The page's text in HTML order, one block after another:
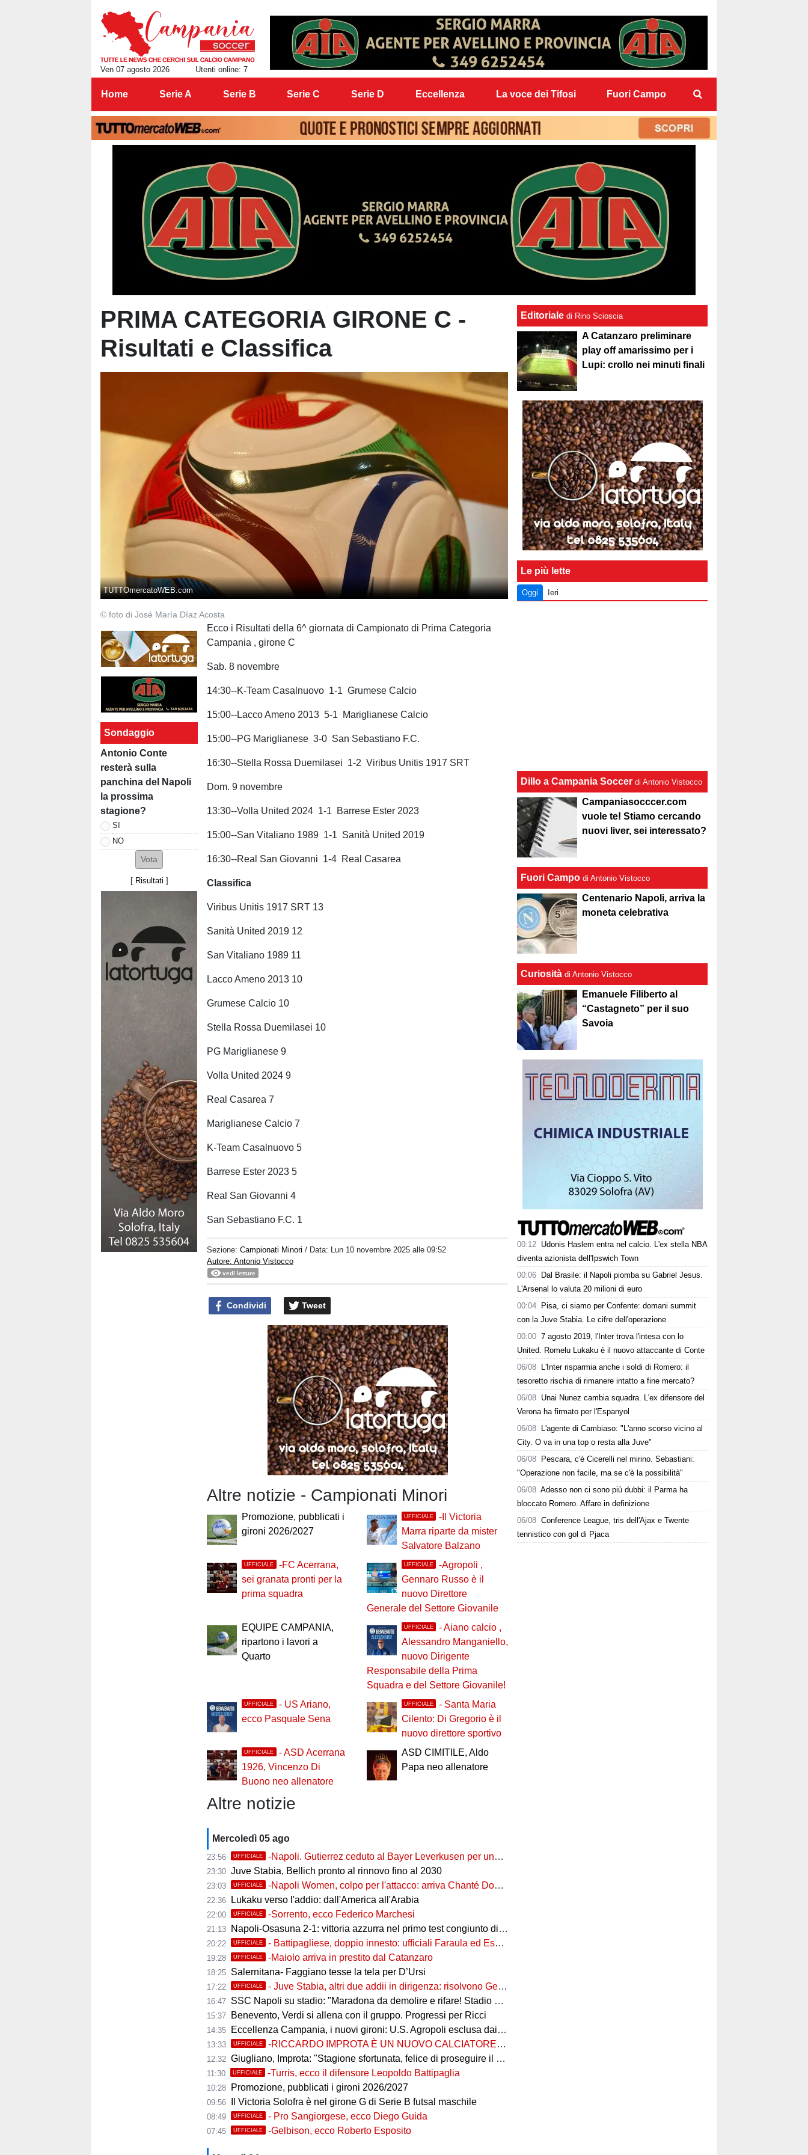
Ven 07 agosto 2026 Utenti online: 7
Home Serie A Serie B Serie C Serie D Eccellenza La voce dei Tifosi Fuori Campo
PRIMA CATEGORIA GIRONE C -
Risultati e Classifica
TUTTOmercatoWEB.com
© foto di José María Díaz Acosta
Sondaggio
Antonio Conte
resterà sulla
panchina del Napoli
la prossima
stagione?
SI
NO
[ Risultati ]
Ecco i Risultati della 6^ giornata di Campionato di Prima Categoria
Campania , girone C
Sab. 8 novembre
14:30--K-Team Casalnuovo 1-1 Grumese Calcio
15:00--Lacco Ameno 2013 5-1 Mariglianese Calcio
15:00--PG Mariglianese 3-0 San Sebastiano F.C.
16:30--Stella Rossa Duemilasei 1-2 Viribus Unitis 1917 SRT
Dom. 9 novembre
13:30--Volla United 2024 1-1 Barrese Ester 2023
15:00--San Vitaliano 1989 1-1 Sanità United 2019
16:30--Real San Giovanni 1-4 Real Casarea
Classifica
Viribus Unitis 1917 SRT 13
Sanità United 2019 12
San Vitaliano 1989 11
Lacco Ameno 2013 10
Grumese Calcio 10
Stella Rossa Duemilasei 10
PG Mariglianese 9
Volla United 2024 9
Real Casarea 7
Mariglianese Calcio 7
K-Team Casalnuovo 5
Barrese Ester 2023 5
Real San Giovanni 4
San Sebastiano F.C. 1
Sezione:Campionati Minori / Data: Lun 10 novembre 2025 alle 09:52
Autore: Antonio Vistocco
vedi letture
Condividi Tweet
Altre notizie - Campionati Minori
Promozione, pubblicati i
gironi 2026/2027
UFFICIALE
-Il Victoria
Marra riparte da mister
Salvatore Balzano
UFFICIALE
-FC Acerrana,
sei granata pronti per la
prima squadra
UFFICIALE
-Agropoli ,
Gennaro Russo è il
nuovo Direttore
Generale del Settore Giovanile
EQUIPE CAMPANIA,
ripartono i lavori a
Quarto
UFFICIALE
- Aiano calcio ,
Alessandro Manganiello,
nuovo Dirigente
Responsabile della Prima
Squadra e del Settore Giovanile!
UFFICIALE
- US Ariano,
ecco Pasquale Sena
UFFICIALE
- Santa Maria
Cilento: Di Gregorio è il
nuovo direttore sportivo
UFFICIALE
- ASD Acerrana
1926, Vincenzo Di
Buono neo allenatore
ASD CIMITILE, Aldo
Papa neo allenatore
Altre notizie
Mercoledì 05 ago
23:56 UFFICIALE -Napoli. Gutierrez ceduto al Bayer Leverkusen per una cifra record
23:30 Juve Stabia, Bellich pronto al rinnovo fino al 2030
23:03 UFFICIALE -Napoli Women, colpo per l'attacco: arriva Chanté Dompig
22:36 Lukaku verso l'addio: dall'America all'Arabia
22:00 UFFICIALE -Sorrento, ecco Federico Marchesi
21:13 Napoli-Osasuna 2-1: vittoria azzurra nel primo test congiunto di Castel di Sangro
20:22 UFFICIALE - Battipagliese, doppio innesto: ufficiali Faraula ed Esposito
19:28 UFFICIALE -Maiolo arriva in prestito dal Catanzaro
18:25 Salernitana- Faggiano tesse la tela per D’Ursi
17:22 UFFICIALE - Juve Stabia, altri due addii in dirigenza: risolvono Gerbo e Zanardini
16:47 SSC Napoli su stadio: "Maradona da demolire e rifare! Stadio nuovo in ex area Q8"
15:37 Benevento, Verdi si allena con il gruppo. Progressi per Ricci
14:35 Eccellenza Campania, i nuovi gironi: U.S. Agropoli esclusa dai ripescaggi
13:33 UFFICIALE -RICCARDO IMPROTA È UN NUOVO CALCIATORE DEL GIUGLIANO
12:32 Giugliano, Improta: "Stagione sfortunata, felice di proseguire il percorso"
11:30 UFFICIALE -Turris, ecco il difensore Leopoldo Battipaglia
10:28 Promozione, pubblicati i gironi 2026/2027
09:56 Il Victoria Solofra è nel girone G di Serie B futsal maschile
08:49 UFFICIALE - Pro Sangiorgese, ecco Diego Guida
07:45 UFFICIALE -Gelbison, ecco Roberto Esposito
Editoriale di Rino Scioscia
A Catanzaro preliminare
play off amarissimo per i
Lupi: crollo nei minuti finali
Le più lette
Oggi Ieri
Dillo a Campania Soccer di Antonio Vistocco
Campaniasocccer.com
vuole te! Stiamo cercando
nuovi liver, sei interessato?
Fuori Campo di Antonio Vistocco
Centenario Napoli, arriva la
moneta celebrativa
Curiosità di Antonio Vistocco
Emanuele Filiberto al
“Castagneto” per il suo
Savoia
00:12 Udonis Haslem entra nel calcio. L'ex stella NBA
diventa azionista dell'Ipswich Town
00:06
Dal Brasile: il Napoli piomba su Gabriel Jesus.
L'Arsenal lo valuta 20 milioni di euro
00:04
Pisa, ci siamo per Confente: domani summit
con la Juve Stabia. Le cifre dell'operazione
00:00 7 agosto 2019, l'Inter trova l'intesa con lo
United. Romelu Lukaku è il nuovo attaccante di Conte
06/08
L'Inter risparmia anche i soldi di Romero: il
tesoretto rischia di rimanere intatto a fine mercato?
06/08 Unai Nunez cambia squadra. L'ex difensore del
Verona ha firmato per l'Espanyol
06/08
L'agente di Cambiaso: "L'anno scorso vicino al
City. O va in una top o resta alla Juve"
06/08
Pescara, c'è Cicerelli nel mirino. Sebastiani:
"Operazione non facile, ma se c'è la possibilità"
06/08 Adesso non ci sono più dubbi: il Parma ha
bloccato Romero. Affare in definizione
06/08 Conference League, tris dell'Ajax e Twente
tennistico con gol di Pjaca